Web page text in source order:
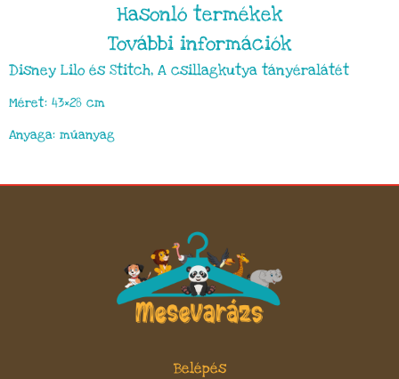
Hasonló termékek
További információk
Disney Lilo és Stitch, A csillagkutya tányéralátét
Méret: 43×28 cm
Anyaga: műanyag
Belépés